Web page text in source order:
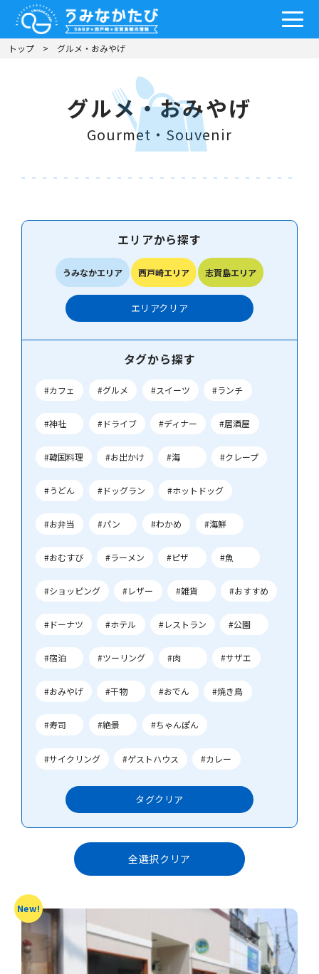
トップ グルメ・おみやげ
グルメ・おみやげ
Gourmet・Souvenir
エリアから探す
うみなかエリア 西戸崎エリア 志賀島エリア
エリアクリア
タグから探す
#カフェ #グルメ #スイーツ #ランチ
#神社 #ドライブ #ディナー #居酒屋
#韓国料理 #お出かけ #海 #クレープ
#うどん #ドッグラン #ホットドッグ
#お弁当 #パン #わかめ #海鮮
#おむすび #ラーメン #ピザ #魚
#ショッピング #レザー #雑貨 #おすすめ
#ドーナツ #ホテル #レストラン #公園
#宿泊 #ツーリング #肉 #サザエ
#おみやげ #干物 #おでん #焼き鳥
#寿司 #絶景 #ちゃんぽん
#サイクリング #ゲストハウス #カレー
タグクリア
全選択クリア
New!